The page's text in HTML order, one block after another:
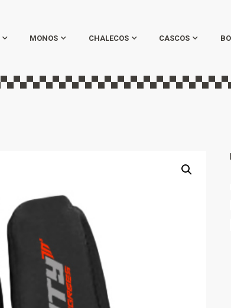
MONOS CHALECOS CASCOS